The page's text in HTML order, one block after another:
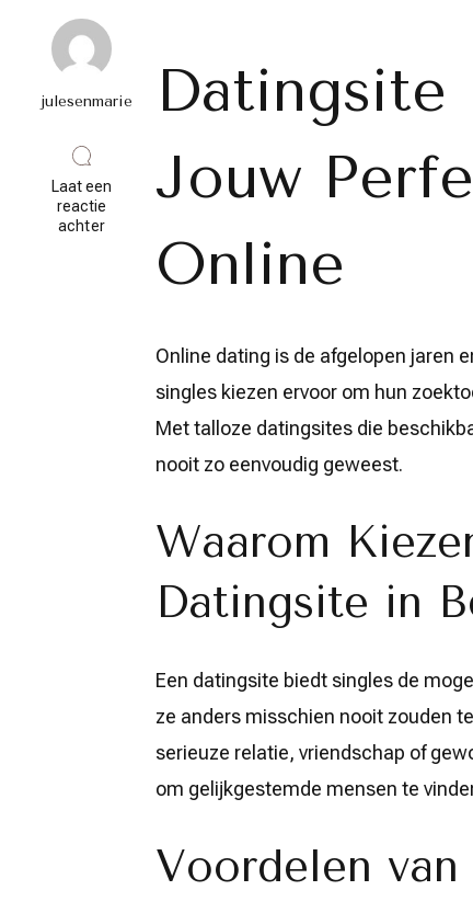
julesenmarie
Laat een
reactie
achterop
Perfecte
Datingsite
Datingsite
Jouw
Online
Online dating is de afgelopen jaren
singles kiezen ervoor om hun
Met talloze datingsites die
nooit zo eenvoudig geweest.
Waarom
Datingsite in
Een datingsite biedt singles de
ze anders misschien nooit zouden
serieuze relatie, vriendschap of
om gelijkgestemde mensen te
Voordelen